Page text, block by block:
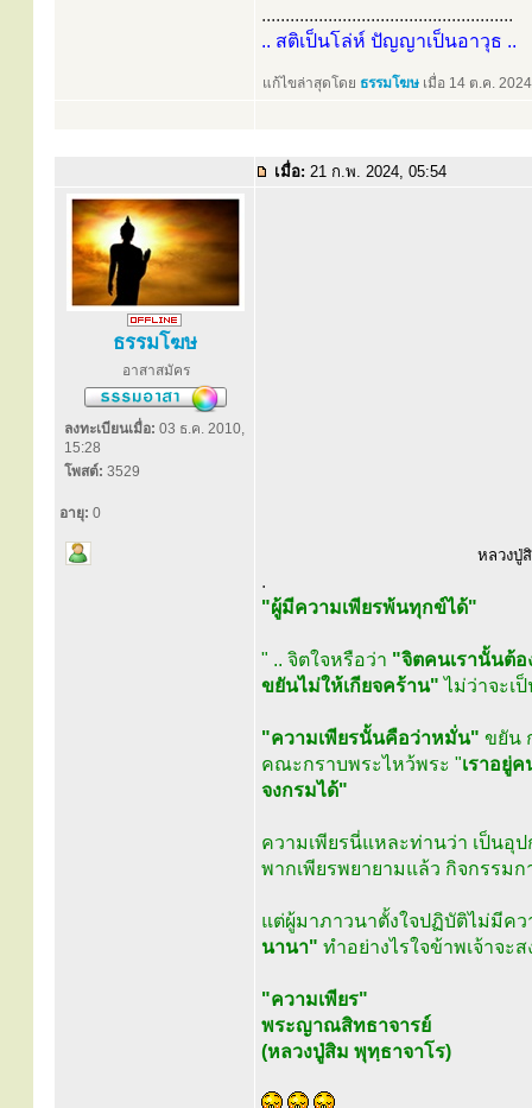
.....................................................
.. สติเป็นโล่ห์ ปัญญาเป็นอาวุธ ..
แก้ไขล่าสุดโดย ธรรมโฆษ เมื่อ 14 ต.ค.
เมื่อ: 21 ก.พ. 2024, 05:54
ธรรมโฆษ
อาสาสมัคร
ลงทะเบียนเมื่อ: 03 ธ.ค. 2010,
15:28
โพสต์: 3529
อายุ: 0
หลวงปู่
.
"ผู้มีความเพียรพ้นทุกข์ได้"
" .. จิตใจหรือว่า "จิตคนเรานั้นต้อ
ขยันไม่ให้เกียจคร้าน" ไม่ว่าจะเ
"ความเพียรนั้นคือว่าหมั่น" ขยัน
คณะกราบพระไหว้พระ "เราอยู่
จงกรมได้"
ความเพียรนี่แหละท่านว่า เป็น
พากเพียรพยายามแล้ว กิจกรรม
แต่ผู้มาภาวนาตั้งใจปฏิบัติไม่มีคว
นานา" ทำอย่างไรใจข้าพเจ้าจะ
"ความเพียร"
พระญาณสิทธาจารย์
(หลวงปู่สิม พุทฺธาจาโร)